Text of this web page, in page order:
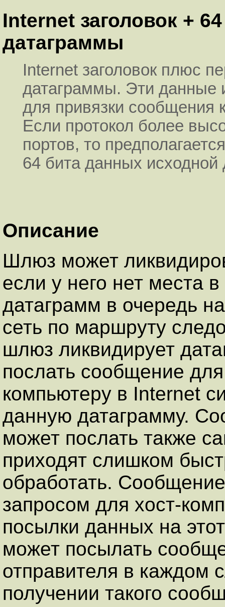
Internet заголовок +
датаграммы
Internet заголовок плюс
датаграммы. Эти данные
для привязки сообщения
Если протокол более
портов, то
64 бита данных
Описание
Шлюз может
если у него нет места
датаграмм в очередь
сеть по маршруту
шлюз ликвидирует
послать сообщение
компьютеру в Internet
данную датаграмму.
может послать также
приходят слишком
обработать.
запросом для хост-
посылки данных на
может посылать
отправителя в каждом
получении такого